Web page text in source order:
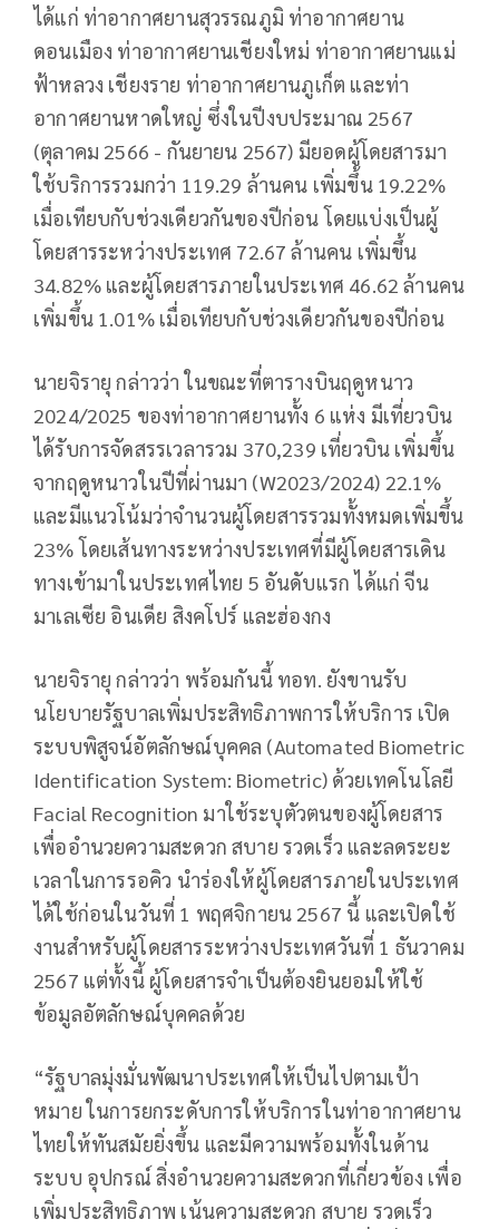
ได้แก่ ท่าอากาศยานสุวรรณภูมิ ท่าอากาศยาน
ดอนเมือง ท่าอากาศยานเชียงใหม่ ท่าอากาศยานแม่
ฟ้าหลวง เชียงราย ท่าอากาศยานภูเก็ต และท่า
อากาศยานหาดใหญ่ ซึ่งในปีงบประมาณ 2567
(ตุลาคม 2566 - กันยายน 2567) มียอดผู้โดยสารมา
ใช้บริการรวมกว่า 119.29 ล้านคน เพิ่มขึ้น 19.22%
เมื่อเทียบกับช่วงเดียวกันของปีก่อน โดยแบ่งเป็นผู้
โดยสารระหว่างประเทศ 72.67 ล้านคน เพิ่มขึ้น
34.82% และผู้โดยสารภายในประเทศ 46.62 ล้านคน
เพิ่มขึ้น 1.01% เมื่อเทียบกับช่วงเดียวกันของปีก่อน
นายจิรายุ กล่าวว่า ในขณะที่ตารางบินฤดูหนาว
2024/2025 ของท่าอากาศยานทั้ง 6 แห่ง มีเที่ยวบิน
ได้รับการจัดสรรเวลารวม 370,239 เที่ยวบิน เพิ่มขึ้น
จากฤดูหนาวในปีที่ผ่านมา (W2023/2024) 22.1%
และมีแนวโน้มว่าจำนวนผู้โดยสารรวมทั้งหมดเพิ่มขึ้น
23% โดยเส้นทางระหว่างประเทศที่มีผู้โดยสารเดิน
ทางเข้ามาในประเทศไทย 5 อันดับแรก ได้แก่ จีน
มาเลเซีย อินเดีย สิงคโปร์ และฮ่องกง
นายจิรายุ กล่าวว่า พร้อมกันนี้ ทอท. ยังขานรับ
นโยบายรัฐบาลเพิ่มประสิทธิภาพการให้บริการ เปิด
ระบบพิสูจน์อัตลักษณ์บุคคล (Automated Biometric
Identification System: Biometric) ด้วยเทคโนโลยี
Facial Recognition มาใช้ระบุตัวตนของผู้โดยสาร
เพื่ออำนวยความสะดวก สบาย รวดเร็ว และลดระยะ
เวลาในการรอคิว นำร่องให้ผู้โดยสารภายในประเทศ
ได้ใช้ก่อนในวันที่ 1 พฤศจิกายน 2567 นี้ และเปิดใช้
งานสำหรับผู้โดยสารระหว่างประเทศวันที่ 1 ธันวาคม
2567 แต่ทั้งนี้ ผู้โดยสารจำเป็นต้องยินยอมให้ใช้
ข้อมูลอัตลักษณ์บุคคลด้วย
“รัฐบาลมุ่งมั่นพัฒนาประเทศให้เป็นไปตามเป้า
หมาย ในการยกระดับการให้บริการในท่าอากาศยาน
ไทยให้ทันสมัยยิ่งขึ้น และมีความพร้อมทั้งในด้าน
ระบบ อุปกรณ์ สิ่งอำนวยความสะดวกที่เกี่ยวข้อง เพื่อ
เพิ่มประสิทธิภาพ เน้นความสะดวก สบาย รวดเร็ว